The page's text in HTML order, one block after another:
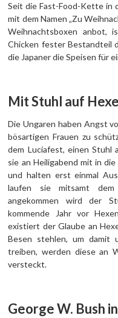
Seit die Fast-Food-Kette in
mit dem Namen „Zu
Weihnachtsboxen anbot,
Chicken fester Bestandteil
die Japaner die Speisen für
Mit Stuhl auf
Die Ungaren haben Angst
bösartigen Frauen zu
dem Luciafest, einen Stuhl
sie an Heiligabend mit in
und halten erst einmal
laufen sie mitsamt
angekommen wird der
kommende Jahr vor
existiert der Glaube an
Besen stehlen, um damit
treiben, werden diese an
versteckt.
George W. Bush